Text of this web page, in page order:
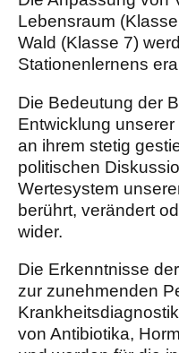
Lebensraum
Wald (Klasse 7)
Stationenlernens
Die Bedeutung der
Entwicklung
an ihrem stetig
politischen
Wertesystem
berührt, verändert
wider.
Die Erkenntnisse
zur zunehmenden
von Antibiotika,